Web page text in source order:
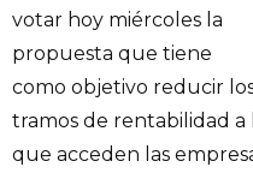
votar hoy miércoles la
propuesta que tiene
como objetivo reducir
tramos de rentabilidad a
que acceden las